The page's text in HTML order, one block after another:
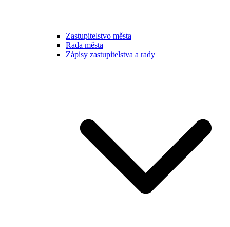
Zastupitelstvo města
Rada města
Zápisy zastupitelstva a rady